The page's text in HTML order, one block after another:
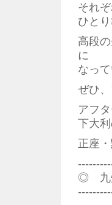
それ
ひと
高段
に
なって
ぜひ
アフ
下大
正座
◎ 九